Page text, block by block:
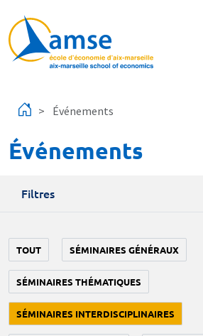
Événements
Événements
Filtres
TOUT SÉMINAIRES GÉNÉRAUX
SÉMINAIRES THÉMATIQUES
SÉMINAIRES INTERDISCIPLINAIRES